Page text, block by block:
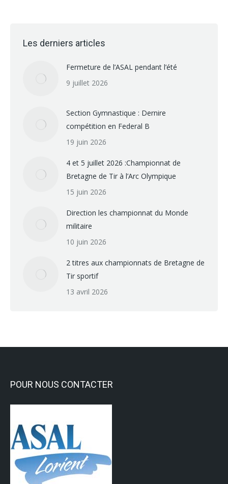
Les derniers articles
Fermeture de l’ASAL pendant l’été
9 juillet 2026
Section Gymnastique : Dernire
compétition en Federal B
19 juin 2026
4 et 5 juillet 2026 :Championnat de
Bretagne de Tir à l’Arc Olympique
15 juin 2026
Direction les championnat du Monde
militaire
10 juin 2026
2 titres aux championnats de Bretagne de
Tir sportif
13 avril 2026
POUR NOUS CONTACTER